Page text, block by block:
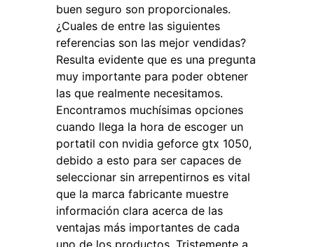
buen seguro son proporcionales.
¿Cuales de entre las siguientes
referencias son las mejor vendidas?
Resulta evidente que es una pregunta
muy importante para poder obtener
las que realmente necesitamos.
Encontramos muchísimas opciones
cuando llega la hora de escoger un
portatil con nvidia geforce gtx 1050,
debido a esto para ser capaces de
seleccionar sin arrepentirnos es vital
que la marca fabricante muestre
información clara acerca de las
ventajas más importantes de cada
uno de los productos. Tristemente a